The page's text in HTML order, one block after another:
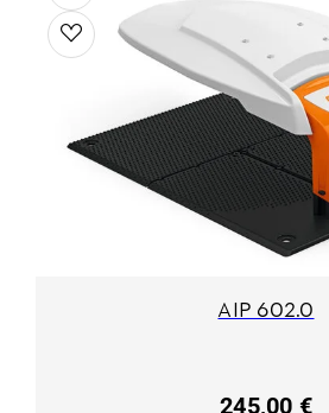
AIP 602.0
245,00 €